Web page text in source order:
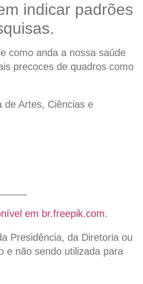
indicar padrões
como anda a nossa saúde
precoces de quadros como
de Artes, Ciências e
em br.freepik.com.
Presidência, da Diretoria ou
e não sendo utilizada para